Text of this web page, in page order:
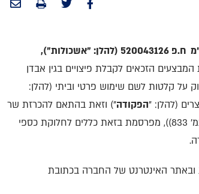
הזכאים לקבלת פיצויים בגין אבדן
על קלטות לשם שימוש פרטי וביתי (להלן:
הפקודה") וזאת בהתאם להכרזת שר
החינוך (פורסמה ברשומות ביום 26.11.1998 (י"פ 4704), בעמ' 833)), מפרסמת בזאת כללים לחלוקת כספי
ובאתר האינטרנט של החברה בכתובת